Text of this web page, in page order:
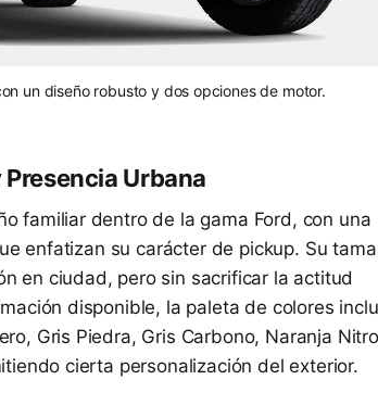
un diseño robusto y dos opciones de motor.
Urbana
familiar dentro de la gama Ford, con una
enfatizan su carácter de pickup. Su
en ciudad, pero sin sacrificar la actitud
disponible, la paleta de colores
Gris Piedra, Gris Carbono, Naranja
cierta personalización del exterior.